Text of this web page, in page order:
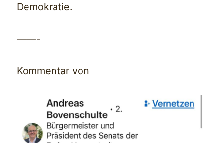
Demokratie.
——-
Kommentar von